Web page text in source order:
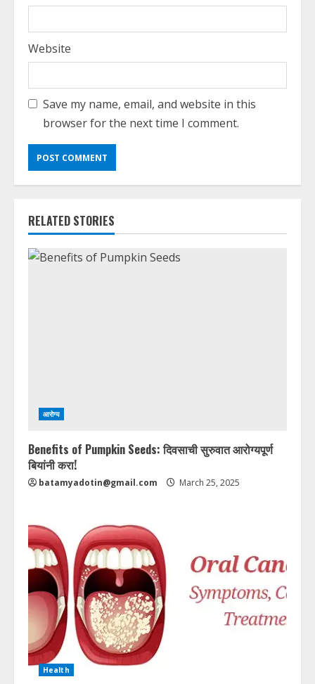
Website
Save my name, email, and website in this
browser for the next time I comment.
RELATED STORIES
आरोग्य
Benefits of Pumpkin Seeds: दिवसाची सुरुवात आरोग्यपूर्ण
बियांनी करा!
batamyadotin@gmail.com March 25, 2025
Health